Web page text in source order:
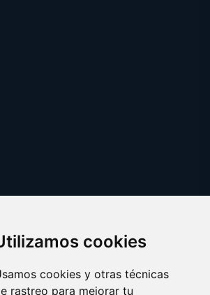
cookies
cookies y otras técnicas
rastreo para mejorar tu